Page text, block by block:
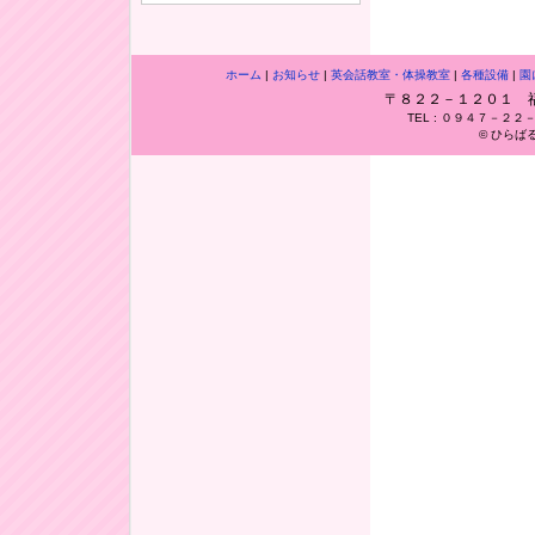
ホーム | お知らせ | 英会話教室・体操教室 | 各種設備 | 園
〒８２２－１２０１
TEL : ０９４７－２２
© ひらば